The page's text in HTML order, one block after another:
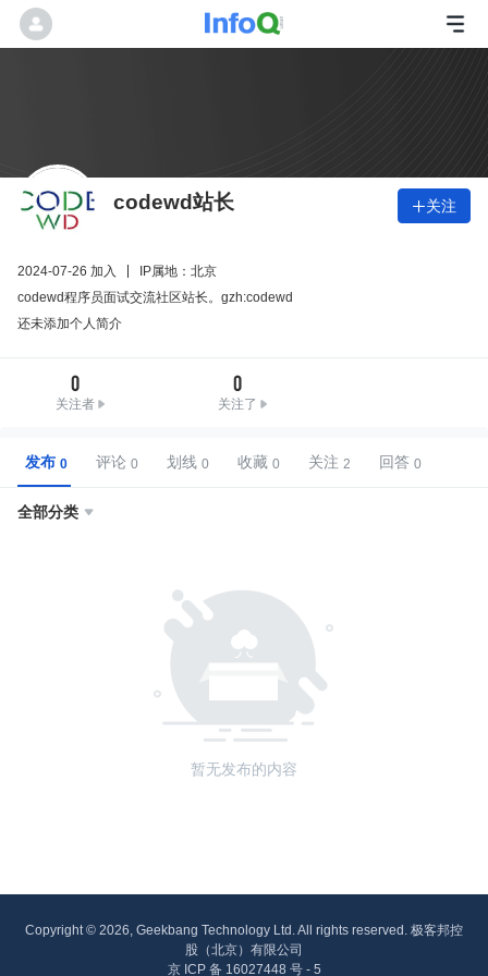
codewd站长 关注
2024-07-26 加入
IP属地：北京
codewd程序员面试交流社区站长。gzh:codewd
还未添加个人简介
0
关注者
0
关注了
发布 评论 划线 收藏 关注 回答
全部分类 
暂无发布的内容
Copyright © 2026, Geekbang Technology Ltd. All rights reserved. 极客邦控
股（北京）有限公司
京 ICP 备 16027448 号 - 5